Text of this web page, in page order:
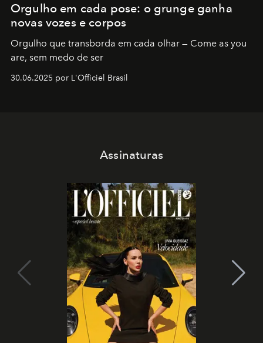
Orgulho em cada pose: o grunge ganha
novas vozes e corpos
Orgulho que transborda em cada olhar — Come as you
are, sem medo de ser
30.06.2025 por L'Officiel Brasil
Assinaturas